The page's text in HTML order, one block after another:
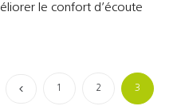
le confort d’écoute
1 2 3